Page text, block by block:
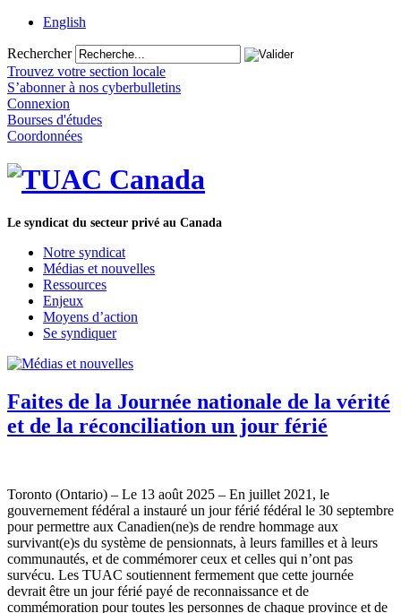
English
Rechercher
Trouvez votre section locale
S’abonner à nos cyberbulletins
Connexion
Bourses d'études
Coordonnées
Le syndicat du secteur privé au Canada
Notre syndicat
Médias et nouvelles
Ressources
Enjeux
Moyens d’action
Se syndiquer
Faites de la Journée nationale de la vérité
et de la réconciliation un jour férié
Toronto (Ontario) – Le 13 août 2025 – En juillet 2021, le
gouvernement fédéral a instauré un jour férié fédéral le 30 septembre
pour permettre aux Canadien(ne)s de rendre hommage aux
survivant(e)s du système de pensionnats, à leurs familles et à leurs
communautés, et de commémorer ceux et celles qui n’ont pas
survécu. Les TUAC soutiennent fermement que cette journée
devrait être un jour férié payé de reconnaissance et de
commémoration pour toutes les personnes de chaque province et de